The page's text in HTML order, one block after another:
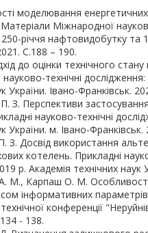
моделювання
Міжнародної
річчя нафтовидобутку та
С.188 – 190.
до оцінки технічного
технічні
України. Івано-Франківськ.
З. Перспективи
науково-технічні
України. м. Івано-
Досвід використання
котелень. Прикладні
р. Академія технічних
М., Карпаш О. М.
інформативних
конференції
- 138.